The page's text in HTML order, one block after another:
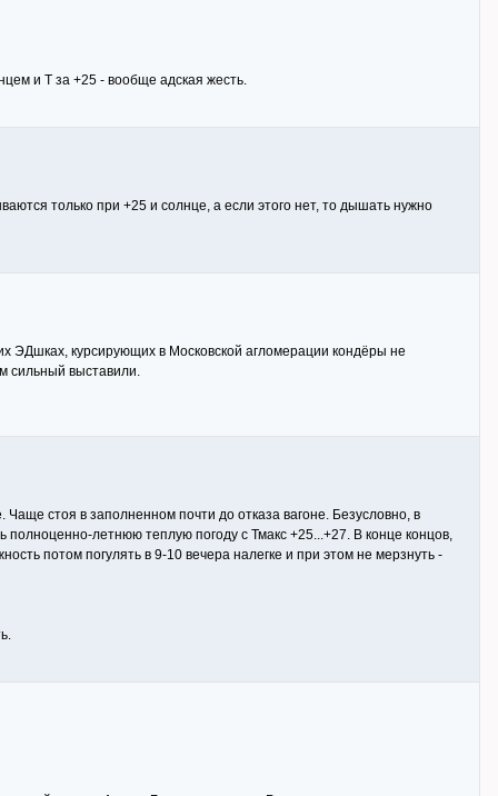
и Т за +25 - вообще адская жесть.
только при +25 и солнце, а если этого нет, то дышать нужно
ЭДшках, курсирующих в Московской агломерации кондёры не
сильный выставили.
стоя в заполненном почти до отказа вагоне. Безусловно, в
летнюю теплую погоду с Тмакс +25...+27. В конце концов,
потом погулять в 9-10 вечера налегке и при этом не мерзнуть -